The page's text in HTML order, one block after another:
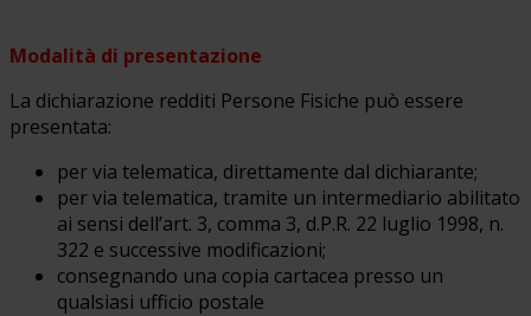
Modalità di presentazione
La dichiarazione redditi Persone Fisiche può essere
presentata:
per via telematica, direttamente dal dichiarante;
per via telematica, tramite un intermediario abilitato
ai sensi dell’art. 3, comma 3, d.P.R. 22 luglio 1998, n.
322 e successive modificazioni;
consegnando una copia cartacea presso un
qualsiasi ufficio postale